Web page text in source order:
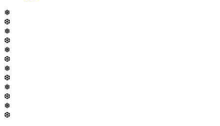
❅
❆
❅
❆
❅
❆
❅
❆
❅
❆
❅
❆